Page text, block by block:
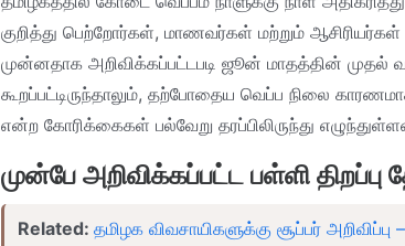
குறித்து பெற்றோர்கள், மாணவர்கள் மற்றும் ஆசிரியர்கள்
முன்னதாக அறிவிக்கப்பட்டபடி ஜூன் மாதத்தின் முதல்
கூறப்பட்டிருந்தாலும், தற்போதைய வெப்ப நிலை
என்ற கோரிக்கைகள் பல்வேறு தரப்பிலிருந்து
முன்பே அறிவிக்கப்பட்ட பள்ளி திறப்பு
Related: தமிழக விவசாயிகளுக்கு சூப்பர்